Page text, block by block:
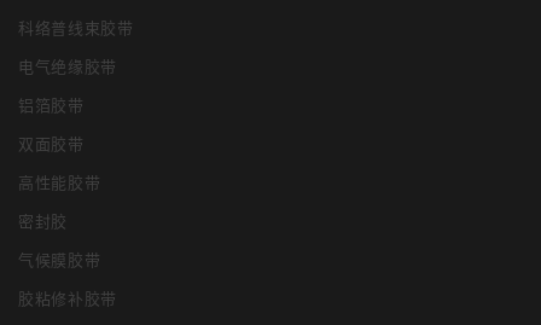
科络普线束胶带
电气绝缘胶带
铝箔胶带
双面胶带
高性能胶带
密封胶
气候膜胶带
胶粘修补胶带